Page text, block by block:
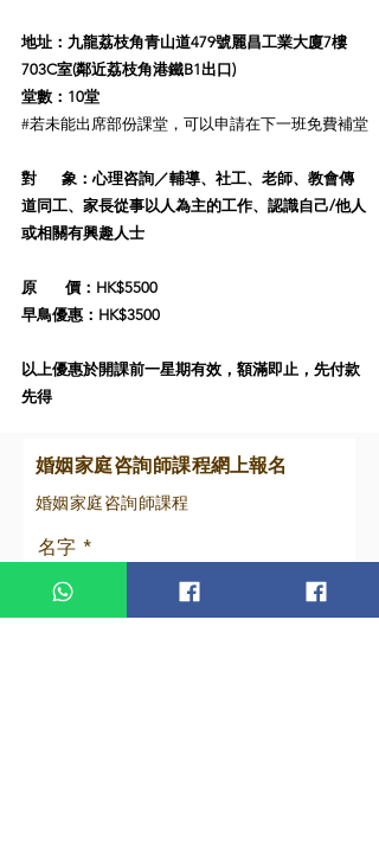
地址： 九龍荔枝角青山道479號麗昌工業大廈7樓
703C室(鄰近荔枝角港鐵B1出口)
堂數：10堂
#若未能出席部份課堂，可以申請在下一班免費補堂
對 象：心理咨詢／輔導、社工、老師、教會傳
道同工、家長從事以人為主的工作、認識自己/他人
或相關有興趣人士
原 價：HK$5500
早鳥優惠：HK$3500
以上優惠於開課前一星期有效，額滿即止，先付款
先得
婚姻家庭咨詢師課程網上報名
​婚姻家庭咨詢師課程
名字